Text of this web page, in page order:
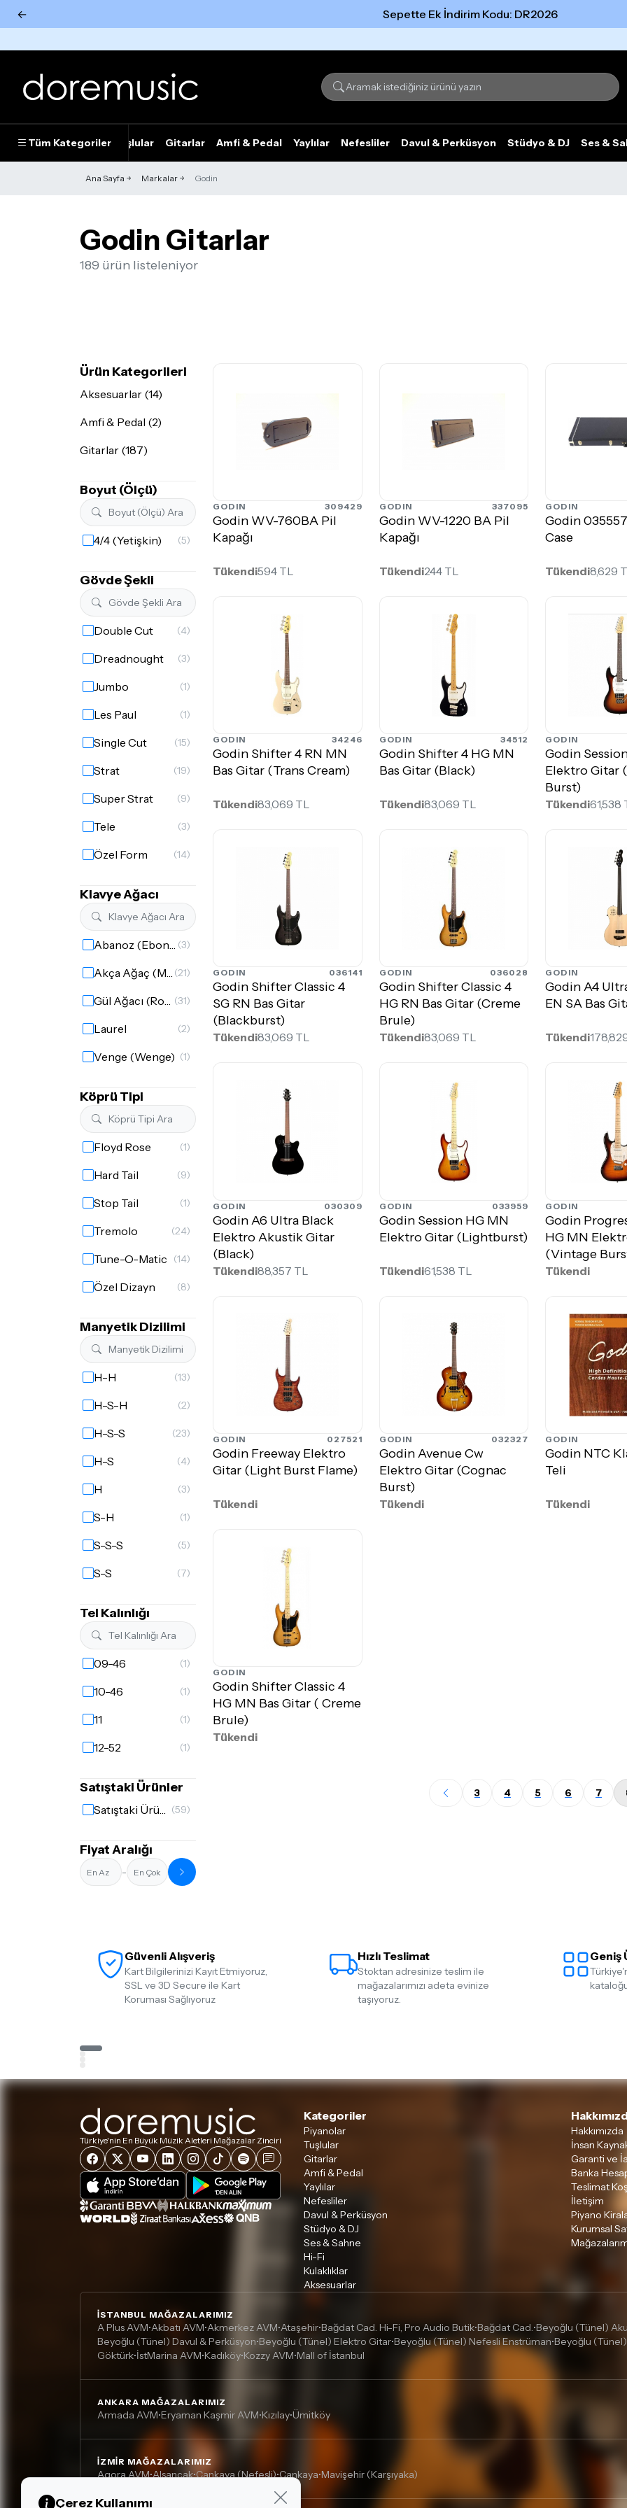
← Sepette Ek İndirim Kodu: DR2026
Tüm Kategoriler
Piyanolar Tuşlular Gitarlar Amfi & Pedal Yaylılar Nefesliler Davul & Perküsyon Stüdyo & DJ Ses &
Ana Sayfa Markalar Godin
Godin Gitarlar
189 ürün listeleniyor
Ürün Kategorileri
Aksesuarlar (14)
Amfi & Pedal (2)
Gitarlar (187)
Boyut (Ölçü)
4/4 (Yetişkin) (5)
Gövde Şekli
Double Cut (4)
Dreadnought (3)
Jumbo (1)
Les Paul (1)
Single Cut (15)
Strat (19)
Super Strat (9)
Tele (3)
Özel Form (14)
Klavye Ağacı
Abanoz (Ebony) (3)
Akça Ağaç (Maple) (21)
Gül Ağacı (Rosewood) (31)
Laurel (2)
Venge (Wenge) (1)
Köprü Tipi
Floyd Rose (1)
Hard Tail (9)
Stop Tail (1)
Tremolo (24)
Tune-O-Matic (14)
Özel Dizayn (8)
Manyetik Dizilimi
H-H (13)
H-S-H (2)
H-S-S (23)
H-S (4)
H (3)
S-H (1)
S-S-S (5)
S-S (7)
Tel Kalınlığı
09-46 (1)
10-46 (1)
11 (1)
12-52 (1)
Satıştaki Ürünler
Satıştaki Ürünler (59)
Fiyat Aralığı
-
GODIN 309429
Godin WV-760BA Pil
Kapağı
Tükendi594 TL
GODIN 337095
Godin WV-1220 BA Pil
Kapağı
Tükendi244 TL
GODIN
Godin
Case
Tükendi8,629
GODIN 34246
Godin Shifter 4 RN MN
Bas Gitar (Trans Cream)
Tükendi83,069 TL
GODIN 34512
Godin Shifter 4 HG MN
Bas Gitar (Black)
Tükendi83,069 TL
GODIN
Godin
Elektro Gitar
Burst)
Tükendi61,538
GODIN 036141
Godin Shifter Classic 4
SG RN Bas Gitar
(Blackburst)
Tükendi83,069 TL
GODIN 036028
Godin Shifter Classic 4
HG RN Bas Gitar (Creme
Brule)
Tükendi83,069 TL
GODIN
Godin A4
EN SA Bas
Tükendi
GODIN 030309
Godin A6 Ultra Black
Elektro Akustik Gitar
(Black)
Tükendi88,357 TL
GODIN 033959
Godin Session HG MN
Elektro Gitar (Lightburst)
Tükendi61,538 TL
GODIN
Godin
HG MN
(Vintage
Tükendi
GODIN 027521
Godin Freeway Elektro
Gitar (Light Burst Flame)
Tükendi
GODIN 032327
Godin Avenue Cw
Elektro Gitar (Cognac
Burst)
Tükendi
GODIN
Godin NTC
Teli
Tükendi
GODIN
Godin Shifter Classic 4
HG MN Bas Gitar ( Creme
Brule)
Tükendi
3 4 5 6 7
Güvenli Alışveriş
Kart Bilgilerinizi Kayıt Etmiyoruz,
SSL ve 3D Secure ile Kart
Koruması Sağlıyoruz
Hızlı Teslimat
Stoktan adresinize teslim ile
mağazalarımızı adeta evinize
taşıyoruz.
Geniş
Türkiye'nin En Büyük Müzik Aletleri Mağazalar Zinciri
Kategoriler
Piyanolar
Tuşlular
Gitarlar
Amfi & Pedal
Yaylılar
Nefesliler
Davul & Perküsyon
Stüdyo & DJ
Ses & Sahne
Hi-Fi
Kulaklıklar
Aksesuarlar
Hakkımızda
İnsan
Garanti ve
Banka
Teslimat
İletişim
Piyano
Kurumsal
İSTANBUL MAĞAZALARIMIZ
A Plus AVM•Akbatı AVM•Akmerkez AVM•Ataşehir•Bağdat Cad. Hi-Fi, Pro Audio Butik•Bağdat Cad.•Beyoğlu (Tünel)
Beyoğlu (Tünel) Davul & Perküsyon•Beyoğlu (Tünel) Elektro Gitar•Beyoğlu (Tünel) Nefesli Enstrüman•Beyoğlu
Göktürk•İstMarina AVM•Kadıköy•Kozzy AVM•Mall of İstanbul
ANKARA MAĞAZALARIMIZ
Armada AVM•Eryaman Kaşmir AVM•Kızılay•Ümitköy
İZMIR MAĞAZALARIMIZ
Agora AVM•Alsancak•Çankaya (Nefesli)•Çankaya•Mavişehir (Karşıyaka)
Tümünü Gör Tümünü gör
Çerez Kullanımı